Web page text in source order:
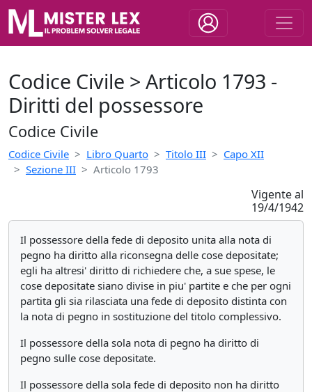
Codice Civile > Articolo 1793 -
Diritti del possessore
Codice Civile
Codice Civile Libro Quarto Titolo III
Capo XII
Sezione III
Articolo 1793
Vigente al
19/4/1942
Il possessore della fede di deposito unita alla nota di
pegno ha diritto alla riconsegna delle cose depositate;
egli ha altresi' diritto di richiedere che, a sue spese, le
cose depositate siano divise in piu' partite e che per ogni
partita gli sia rilasciata una fede di deposito distinta con
la nota di pegno in sostituzione del titolo complessivo.
Il possessore della sola nota di pegno ha diritto di
pegno sulle cose depositate.
Il possessore della sola fede di deposito non ha diritto